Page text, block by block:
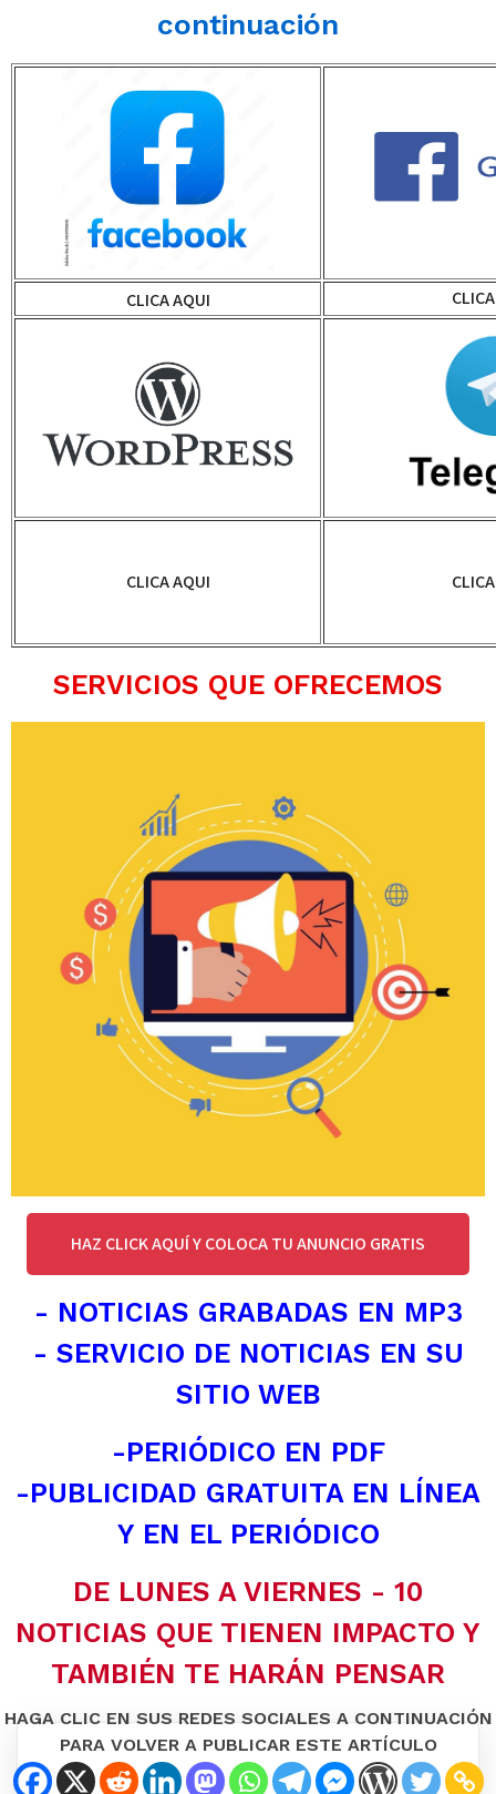
continuación
CLICA AQUI
CLICA AQUI
SERVICIOS QUE OFRECEMOS
HAZ CLICK AQUÍ Y COLOCA TU ANUNCIO GRATIS
- NOTICIAS GRABADAS EN MP3
- SERVICIO DE NOTICIAS EN SU
SITIO WEB
-PERIÓDICO EN PDF
-PUBLICIDAD GRATUITA EN LÍNEA
Y EN EL PERIÓDICO
DE LUNES A VIERNES - 10
NOTICIAS QUE TIENEN IMPACTO Y
TAMBIÉN TE HARÁN PENSAR
HAGA CLIC EN SUS REDES SOCIALES A CONTINUACIÓN
PARA VOLVER A PUBLICAR ESTE ARTÍCULO